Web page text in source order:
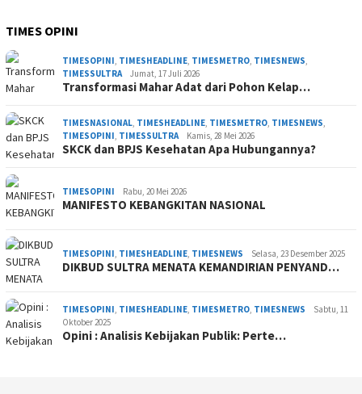
TIMES OPINI
TIMESOPINI, TIMESHEADLINE, TIMESMETRO, TIMESNEWS,
TIMESSULTRA
Jumat, 17 Juli 2026
Transformasi Mahar Adat dari Pohon Kelap…
TIMESNASIONAL, TIMESHEADLINE, TIMESMETRO, TIMESNEWS,
TIMESOPINI, TIMESSULTRA Kamis, 28 Mei 2026
SKCK dan BPJS Kesehatan Apa Hubungannya?
TIMESOPINI Rabu, 20 Mei 2026
MANIFESTO KEBANGKITAN NASIONAL
TIMESOPINI, TIMESHEADLINE, TIMESNEWS Selasa, 23 Desember 2025
DIKBUD SULTRA MENATA KEMANDIRIAN PENYAND…
TIMESOPINI, TIMESHEADLINE, TIMESMETRO, TIMESNEWS
Sabtu, 11
Oktober 2025
Opini : Analisis Kebijakan Publik: Perte…